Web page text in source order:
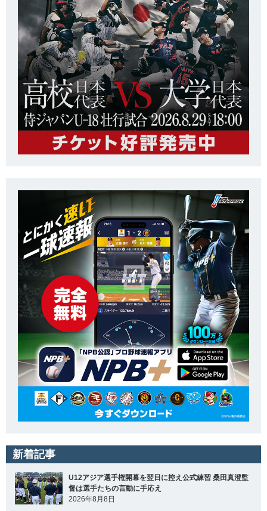
新着記事
U12アジア選手権開幕を翌日に控え公式練習 桑田真澄監
督は選手たちの言動に手応え
2026年8月8日